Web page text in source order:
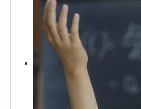
Τμήμα Α'
Τμήμα Β'